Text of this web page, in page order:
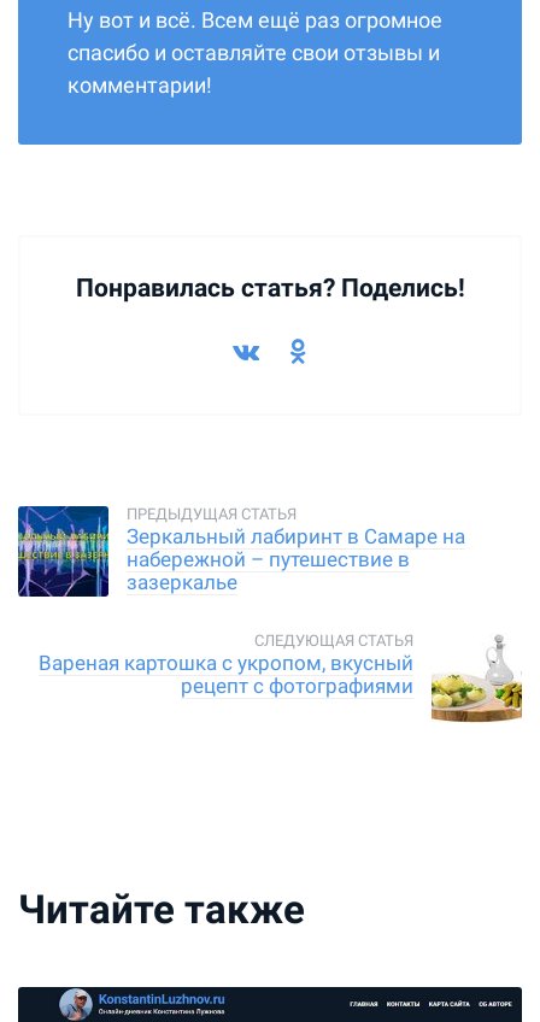
Ну вот и всё. Всем ещё раз огромное
спасибо и оставляйте свои отзывы и
комментарии!
Понравилась статья? Поделись!
Зеркальный лабиринт в Самаре на
набережной – путешествие в
зазеркалье
Вареная картошка с укропом, вкусный
рецепт с фотографиями
Читайте также